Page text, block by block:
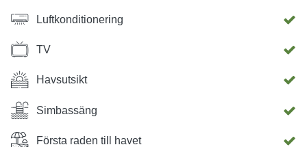
Luftkonditionering
TV
Havsutsikt
Simbassäng
Första raden till havet